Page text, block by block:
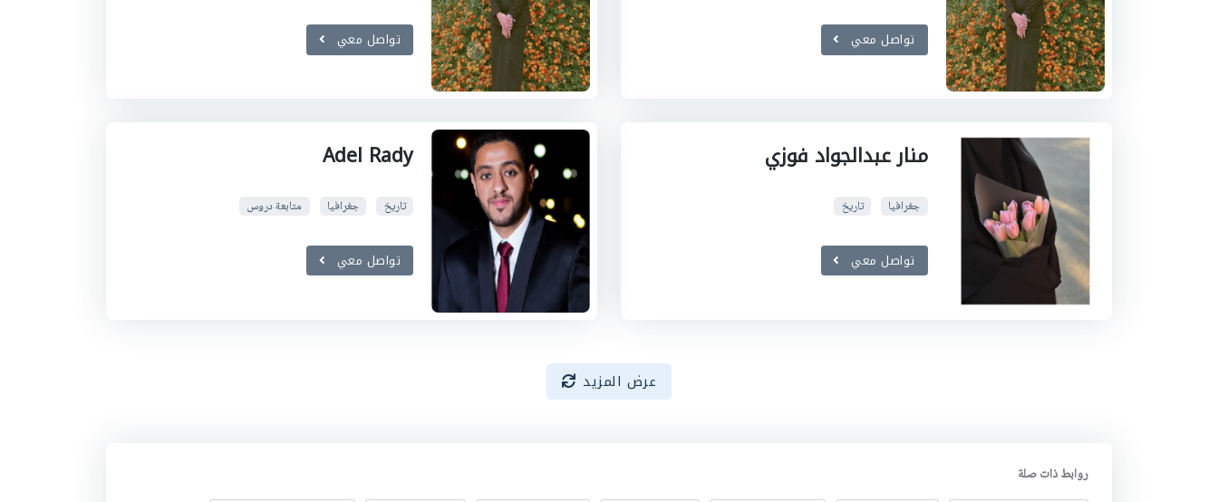
تواصل معي تواصل معي
منار عبدالجواد فوزي
جغرافيا تاريخ
تواصل معي
Adel Rady
تاريخ جغرافيا متابعة دروس
تواصل معي
عرض المزيد
روابط ذات صلة